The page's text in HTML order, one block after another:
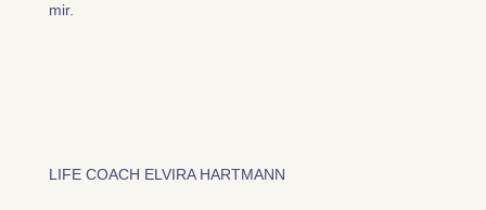
mir.
LIFE COACH ELVIRA HARTMANN